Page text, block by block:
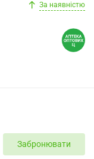
За наявністю
Забронювати